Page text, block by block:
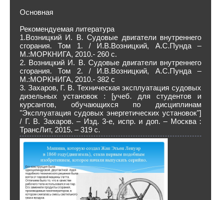
Основная
Рекомендуемая литература
1.Возницкий И. В. Судовые двигатели внутреннего
сгорания. Том 1. / И.В.Возницкий, А.С.Пунда –
М.:МОРКНИГА, 2010.- 260 с.
2. Возницкий И. В. Судовые двигатели внутреннего
сгорания. Том 2. / И.В.Возницкий, А.С.Пунда –
М.:МОРКНИГА, 2010.- 382 с
3. Захаров, Г. В. Техническая эксплуатация судовых
дизельных установок : [учеб. для студентов и
курсантов, обучающихся по дисциплинам
"Эксплуатация судовых энергетических установок"]
/ Г. В. Захаров. – Изд. 3-е, испр. и доп. – Москва :
ТрансЛит, 2015. – 319 с.